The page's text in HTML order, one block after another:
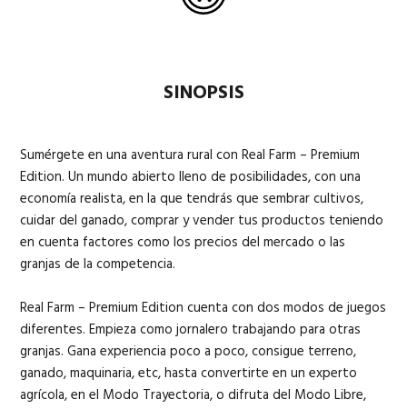
SINOPSIS
Sumérgete en una aventura rural con Real Farm – Premium
Edition. Un mundo abierto lleno de posibilidades, con una
economía realista, en la que tendrás que sembrar cultivos,
cuidar del ganado, comprar y vender tus productos teniendo
en cuenta factores como los precios del mercado o las
granjas de la competencia.
Real Farm – Premium Edition cuenta con dos modos de juegos
diferentes. Empieza como jornalero trabajando para otras
granjas. Gana experiencia poco a poco, consigue terreno,
ganado, maquinaria, etc, hasta convertirte en un experto
agrícola, en el Modo Trayectoria, o difruta del Modo Libre,